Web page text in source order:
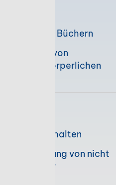
gedruckten Büchern
von
anderen körperlichen
digitalen Inhalten
Bestellung von nicht